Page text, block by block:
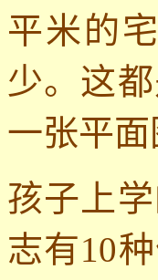
平米的
少。这
一张平面
孩子上
志有10